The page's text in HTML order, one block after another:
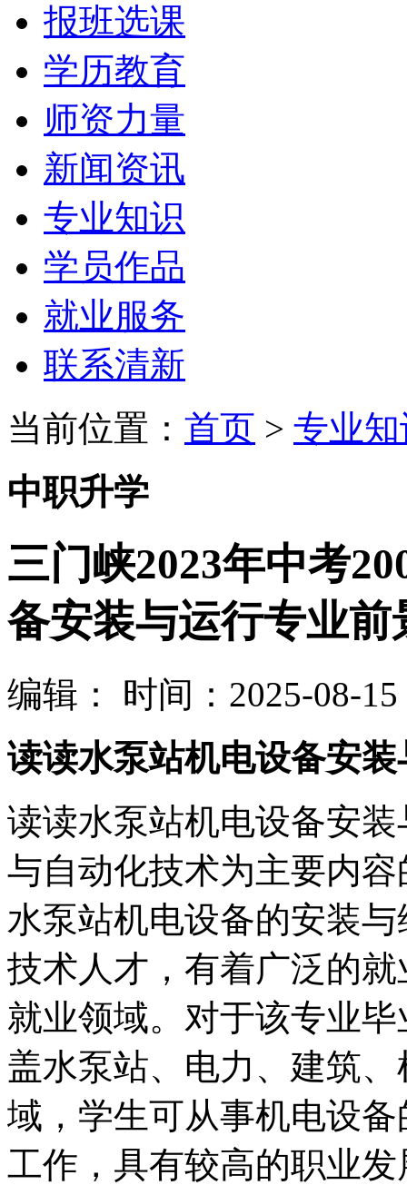
报班选课
学历教育
师资力量
新闻资讯
专业知识
学员作品
就业服务
联系清新
当前位置： 首页 > 专业
中职升学
三门峡2023年中考
备安装与运行专业前
编辑：
时间：2025-08-15
读读水泵站机电设备安
读读水泵站机电设备安
与自动化技术为主要内
水泵站机电设备的安装
技术人才，有着广泛的
就业领域。对于该专业
盖水泵站、电力、建筑
域，学生可从事机电设
工作，具有较高的职业